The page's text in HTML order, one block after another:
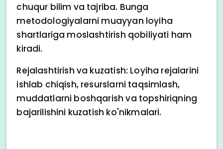
chuqur bilim va tajriba. Bunga
metodologiyalarni muayyan loyiha
shartlariga moslashtirish qobiliyati ham
kiradi.
Rejalashtirish va kuzatish: Loyiha rejalarini
ishlab chiqish, resurslarni taqsimlash,
muddatlarni boshqarish va topshiriqning
bajarilishini kuzatish ko'nikmalari.